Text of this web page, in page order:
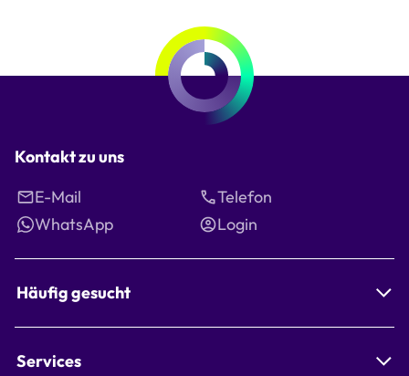
Kontakt zu uns
E-Mail
Telefon
WhatsApp
Login
Häufig gesucht
Services